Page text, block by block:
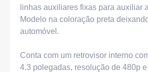
linhas auxiliares fixas para auxiliar
Modelo na coloração preta
automóvel.
Conta com um retrovisor interno
4.3 polegadas, resolução de 480p